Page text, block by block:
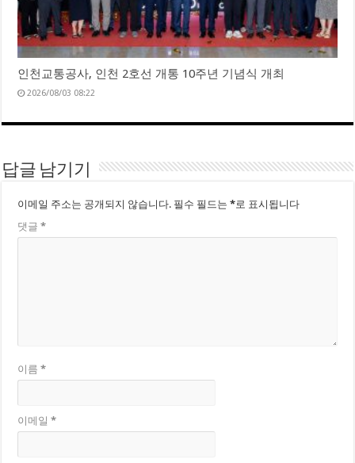
인천교통공사, 인천 2호선 개통 10주년 기념식 개최
2026/08/03 08:22
답글 남기기
이메일 주소는 공개되지 않습니다. 필수 필드는*로 표시됩니다
댓글*
이름*
이메일*